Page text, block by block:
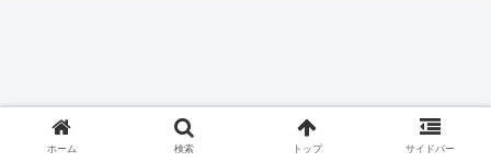
ホーム 検索 トップ サイドバー